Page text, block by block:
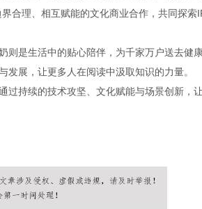
合理、相互赋能的文化商业合作，共同探索
则是生活中的贴心陪伴，为千家万户送去健
展，让更多人在阅读中汲取知识的力量。
过持续的技术攻坚、文化赋能与场景创新，